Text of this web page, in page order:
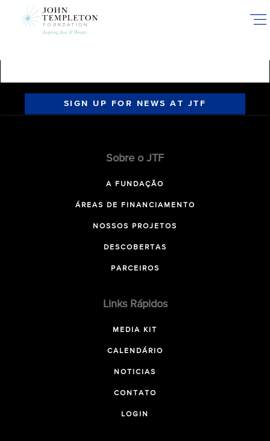
SIGN UP FOR NEWS AT JTF
Sobre o JTF
A FUNDAÇÃO
ÁREAS DE FINANCIAMENTO
NOSSOS PROJETOS
DESCOBERTAS
PARCEIROS
Links Rápidos
MEDIA KIT
CALENDÁRIO
NOTICIAS
CONTATO
LOGIN